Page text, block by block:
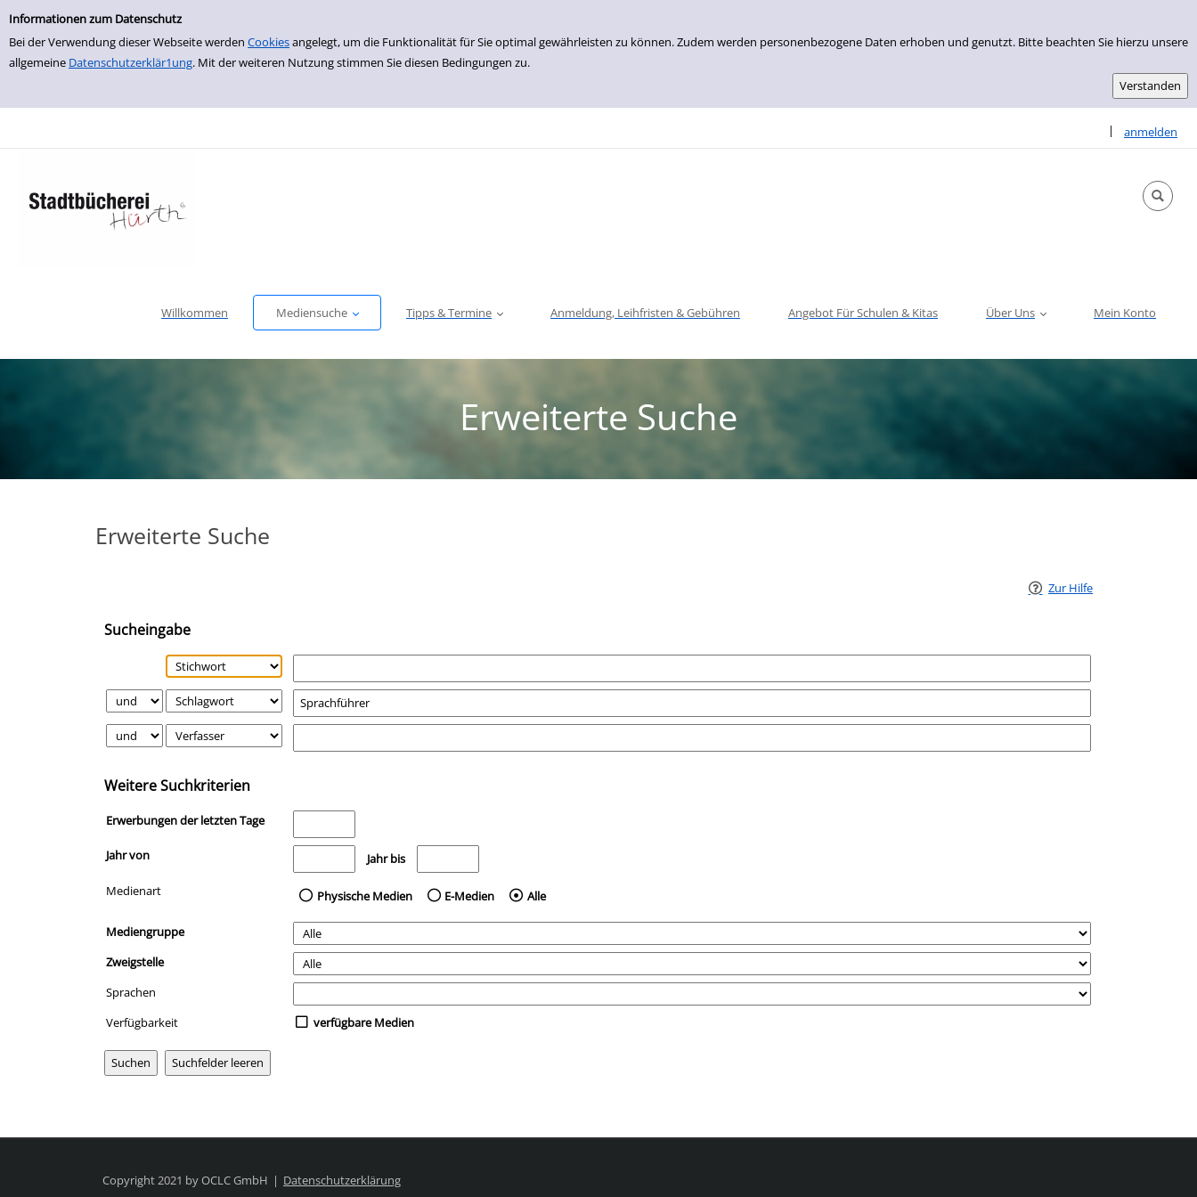
Erweiterte Suche
Informationen zum Datenschutz
Bei der Verwendung dieser Webseite werden Cookiesangelegt, um die Funktionalität für Sie optimal gewährleisten zu können. Zudem werden personenbezogene Daten erhoben und genutzt. Bitte beachten Sie hierzu unsere
allgemeine Datenschutzerklär1ung. Mit der weiteren Nutzung stimmen Sie diesen Bedingungen zu.
zur Navigation springen
zum Inhalt springen
Zur erweiterten Suche springen
| anmelden
Sprache
Willkommen Mediensuche Tipps & Termine Anmeldung, Leihfristen & Gebühren Angebot Für Schulen & Kitas Über Uns Mein Konto
Erweiterte Suche
Erweiterte Suche
Zur Hilfe
Sucheingabe
Weitere Suchkriterien
Erwerbungen der letzten Tage
Jahr von Medien anzeigen, die nach dem Jahr veröffentlicht wurden
Jahr bis
Medienart Physische Medien E-Medien Alle
Mediengruppe
Zweigstelle
Sprachen
Verfügbarkeit
verfügbare Medien
Copyright 2021 by OCLC GmbH Datenschutzerklärung